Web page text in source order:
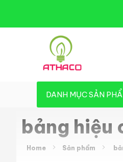
Đèn Led Athaco
Đèn Led giá rẻ
DANH MỤC SẢN
bảng hiệu
Home Sản phẩm